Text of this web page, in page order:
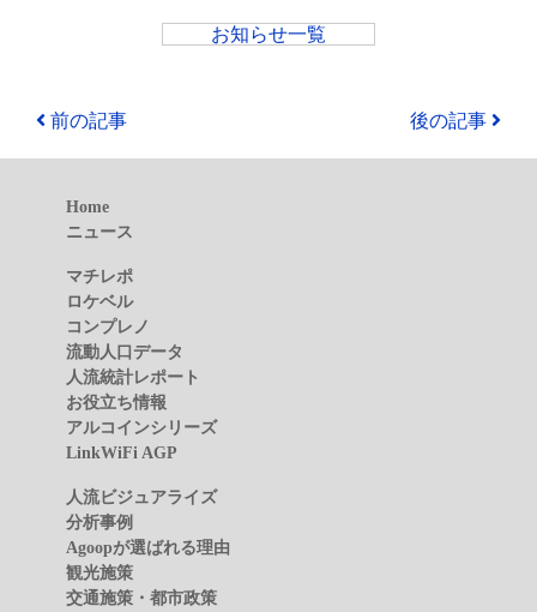
お知らせ一覧
前の記事 後の記事
Home
ニュース
マチレポ
ロケベル
コンプレノ
流動人口データ
人流統計レポート
お役立ち情報
アルコインシリーズ
LinkWiFi AGP
人流ビジュアライズ
分析事例
Agoopが選ばれる理由
観光施策
交通施策・都市政策